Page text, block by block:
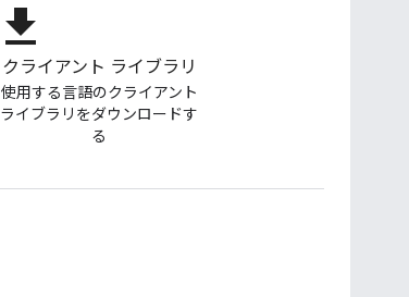
file_download
クライアント ライブラリ
使用する言語のクライアント
ライブラリをダウンロードす
る